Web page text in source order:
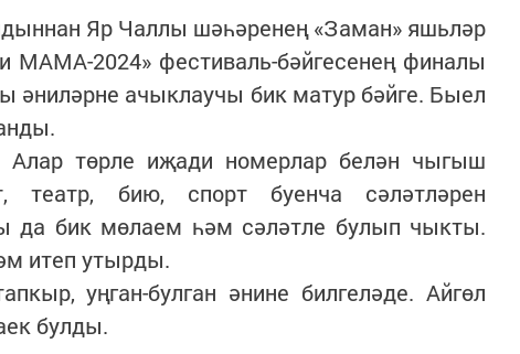
Яр Чаллы шәһәренең «Заман» яшьләр
МАМА-2024» фестиваль-бәйгесенең финалы
әниләрне ачыклаучы бик матур бәйге. Быел
Алар төрле иҗади номерлар белән чыгыш
театр, бию, спорт буенча сәләтләрен
да бик мөлаем һәм сәләтле булып чыкты.
итеп утырды.
уңган-булган әнине билгеләде. Айгөл
булды.